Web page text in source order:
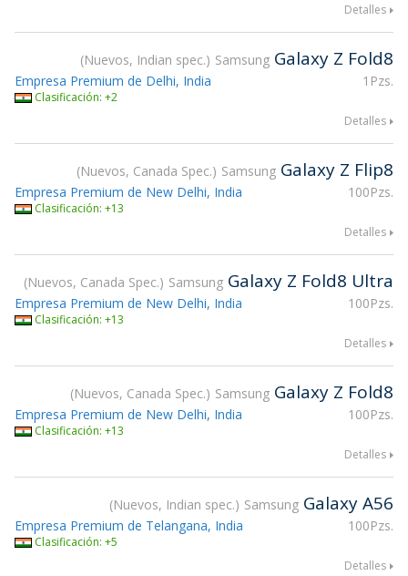
Detalles
Nuevos, Indian spec. Samsung Galaxy Z Fold8
1Pzs.
Empresa Premium de Delhi, India
Clasificación: +2
Detalles
Nuevos, Canada Spec. Samsung Galaxy Z Flip8
100Pzs.
Empresa Premium de New Delhi, India
Clasificación: +13
Detalles
Nuevos, Canada Spec. Samsung Galaxy Z Fold8 Ultra
100Pzs.
Empresa Premium de New Delhi, India
Clasificación: +13
Detalles
Nuevos, Canada Spec. Samsung Galaxy Z Fold8
100Pzs.
Empresa Premium de New Delhi, India
Clasificación: +13
Detalles
Nuevos, Indian spec. Samsung Galaxy A56
100Pzs.
Empresa Premium de Telangana, India
Clasificación: +5
Detalles